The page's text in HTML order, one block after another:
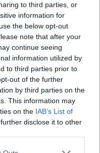
to third parties, or
information for
the below opt-out
note that after your
continue seeing
information utilized by
to third parties prior to
out of the further
by third parties on the
This information may
on the IAB’s List of
disclose it to other